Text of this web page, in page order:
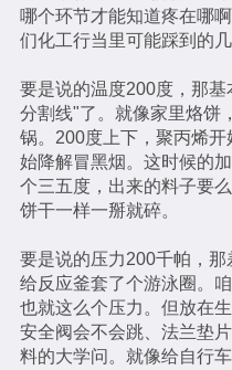
哪个环节才能知道疼在哪
们化工行当里可能踩到的几
要是说的温度200度，那
分割线"了。就像家里烙饼
锅。200度上下，聚丙烯
始降解冒黑烟。这时候的
个三五度，出来的料子要
饼干一样一掰就碎。
要是说的压力200千帕，
给反应釜套了个游泳圈。
也就这么个压力。但放在
安全阀会不会跳、法兰垫
料的大学问。就像给自行